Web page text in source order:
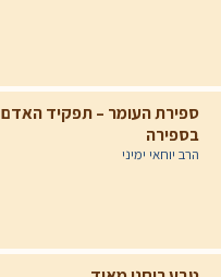
ספירת העומר – תפקיד האדם
בספירה
הרב יוחאי ימיני